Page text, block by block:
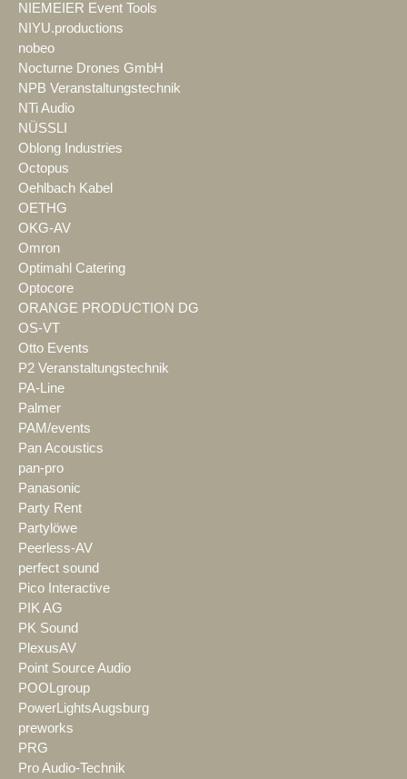
NIEMEIER Event Tools
NIYU.productions
nobeo
Nocturne Drones GmbH
NPB Veranstaltungstechnik
NTi Audio
NÜSSLI
Oblong Industries
Octopus
Oehlbach Kabel
OETHG
OKG-AV
Omron
Optimahl Catering
Optocore
ORANGE PRODUCTION DG
OS-VT
Otto Events
P2 Veranstaltungstechnik
PA-Line
Palmer
PAM/events
Pan Acoustics
pan-pro
Panasonic
Party Rent
Partylöwe
Peerless-AV
perfect sound
Pico Interactive
PIK AG
PK Sound
PlexusAV
Point Source Audio
POOLgroup
PowerLightsAugsburg
preworks
PRG
Pro Audio-Technik